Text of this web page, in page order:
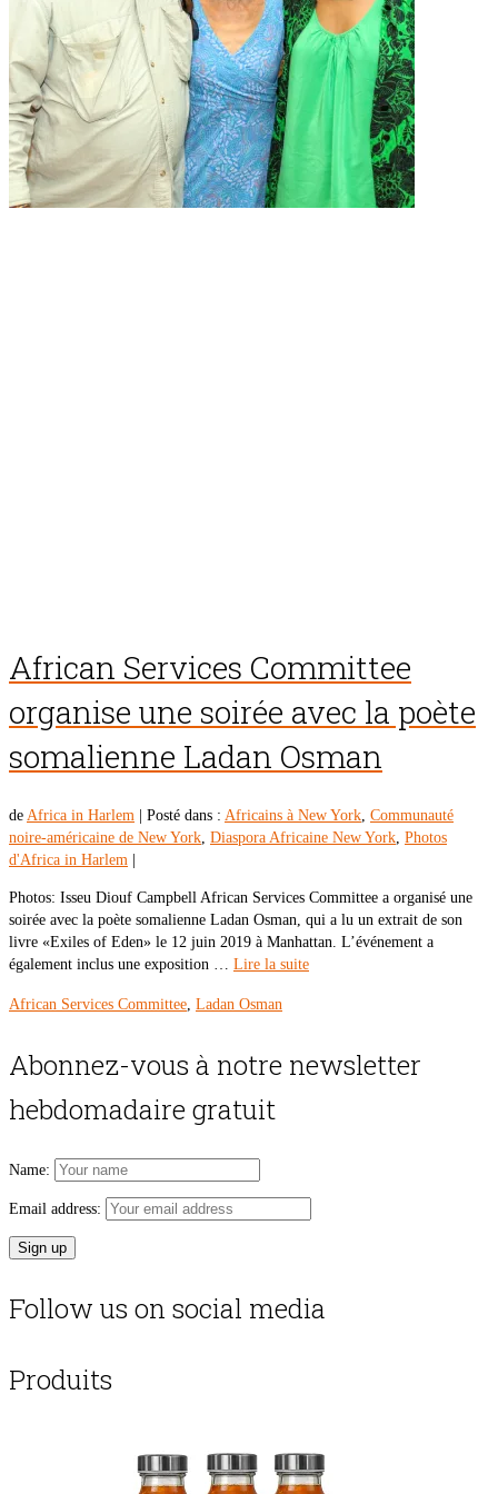
African Services Committee
organise une soirée avec la poète
somalienne Ladan Osman
de Africa in Harlem Posté dans : Africains à New York, Communauté
noire-américaine de New York, Diaspora Africaine New York, Photos
d'Africa in Harlem
Photos: Isseu Diouf Campbell African Services Committee a organisé une
soirée avec la poète somalienne Ladan Osman, qui a lu un extrait de son
livre «Exiles of Eden» le 12 juin 2019 à Manhattan. L’événement a
également inclus une exposition … Lire la suite
African Services Committee, Ladan Osman
Abonnez-vous à notre newsletter
hebdomadaire gratuit
Name:
Email address:
Follow us on social media
Produits